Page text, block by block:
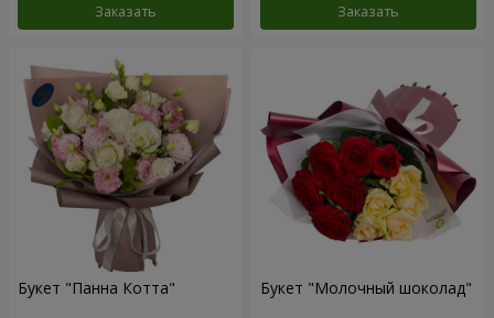
Заказать Заказать
Букет "Панна Котта" Букет "Молочный шоколад"